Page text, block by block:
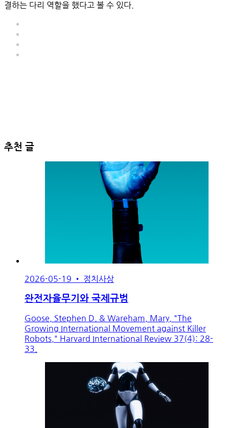
결하는 다리 역할을 했다고 볼 수 있다.
추천 글
2026-05-19 • 정치사상
완전자율무기와 국제규범
Goose, Stephen D. & Wareham, Mary, "The
Growing International Movement against Killer
Robots," Harvard International Review 37(4): 28-
33.